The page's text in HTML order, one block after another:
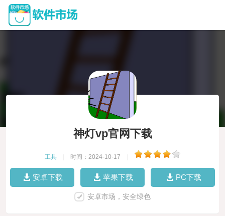
神灯vp官网下载
工具 时间：2024-10-17
安卓下载 苹果下载 PC下载
安卓市场，安全绿色